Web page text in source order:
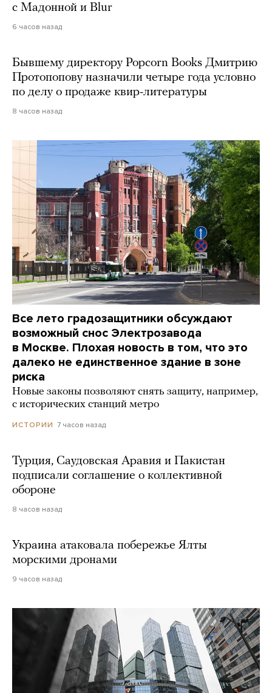
с Мадонной и Blur
6 часов назад
Бывшему директору Popcorn Books Дмитрию
Протопопову назначили четыре года условно
по делу о продаже квир-литературы
8 часов назад
Все лето градозащитники обсуждают
возможный снос Электрозавода
в Москве. Плохая новость в том, что это
далеко не единственное здание в зоне
риска
Новые законы позволяют снять защиту, например,
с исторических станций метро
ИСТОРИИ 7 часов назад
Турция, Саудовская Аравия и Пакистан
подписали соглашение о коллективной
обороне
8 часов назад
Украина атаковала побережье Ялты
морскими дронами
9 часов назад